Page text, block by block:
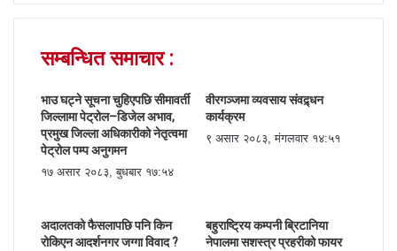
सम्बन्धित समाचार :
भाउ घट्ने सूचना चुहिएपछि सीमावर्ती
जिल्लामा पेट्रोल–डिजेल अभाव,
प्रमुख जिल्ला अधिकारीको नेतृत्वमा
पेट्रोल पम्प अनुगमन
१७ असार २०८३, बुधबार १७:५४
वीरगञ्जमा व्यवसाय संवद्र्धन
कार्यक्रम
९ असार २०८३, मंगलवार १४:५१
अदालतको फैसलापछि पनि किन
रोकिएन आदर्शनगर जग्गा विवाद ?
बहुराष्ट्रिय कम्पनी ब्रिटानिया
नेपालमा सशस्त्र प्रहरीको फायर